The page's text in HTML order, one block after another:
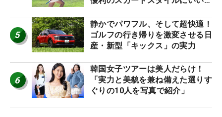
5
静かでパワフル、そして超快適！
ゴルフの行き帰りを激変させる日
産・新型「キックス」の実力
6
韓国女子ツアーは美人だらけ！
「実力と美貌を兼ね備えた選りす
ぐりの10人を写真で紹介」